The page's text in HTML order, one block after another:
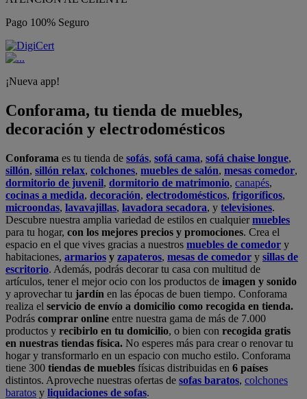
Pago 100% Seguro
¡Nueva app!
Conforama, tu tienda de muebles,
decoración y electrodomésticos
Conforama es tu tienda de sofás, sofá cama, sofá chaise longue,
sillón, sillón relax, colchones, muebles de salón, mesas comedor,
dormitorio de juvenil, dormitorio de matrimonio, canapés,
cocinas a medida, decoración, electrodomésticos, frigoríficos,
microondas, lavavajillas, lavadora secadora, y televisiones.
Descubre nuestra amplia variedad de estilos en cualquiermuebles
para tu hogar, con los mejores precios y promociones. Crea el
espacio en el que vives gracias a nuestros muebles de comedor y
habitaciones, armarios y zapateros, mesas de comedor y sillas de
escritorio. Además, podrás decorar tu casa con multitud de
artículos, tener el mejor ocio con los productos de imagen y sonido
y aprovechar tu jardín en las épocas de buen tiempo. Conforama
realiza el servicio de envío a domicilio como recogida en tienda.
Podrás comprar online entre nuestra gama de más de 7.000
productos y recibirlo en tu domicilio, o bien con recogida gratis
en nuestras tiendas física. No esperes más para crear o renovar tu
hogar y transformarlo en un espacio con mucho estilo. Conforama
tiene 300 tiendas de muebles físicas distribuidas en 6 países
distintos. Aproveche nuestras ofertas de sofas baratos, colchones
baratos y liquidaciones de sofas.